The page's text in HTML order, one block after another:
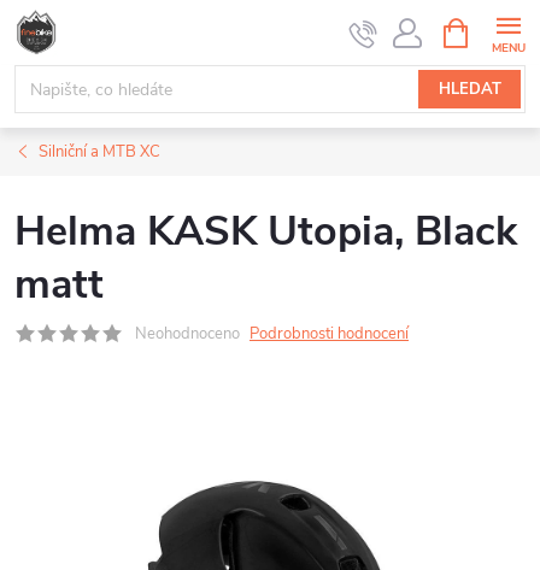
Přejít
obsah
HLEDAT
NÁKUPNÍ
KOŠÍK
Silniční a MTB XC
Helma KASK Utopia, Black
matt
Neohodnoceno Podrobnosti hodnocení